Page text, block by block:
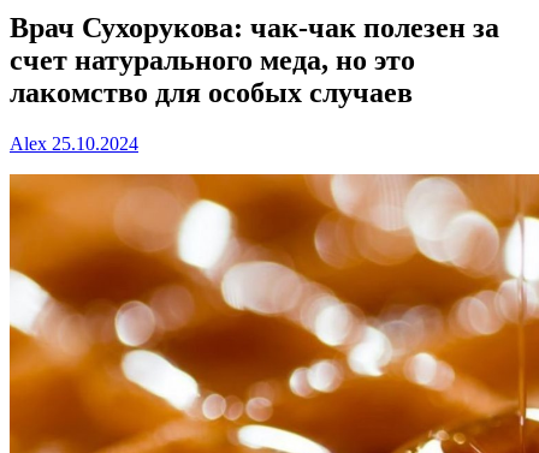
Врач Сухорукова: чак-чак полезен за
счет натурального меда, но это
лакомство для особых случаев
Alex 25.10.2024